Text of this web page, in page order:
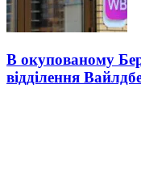
В окупованому
відділення